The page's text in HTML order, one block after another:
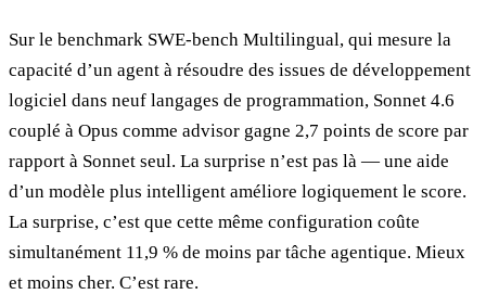
Sur le benchmark SWE-bench Multilingual, qui mesure la
capacité d’un agent à résoudre des issues de développement
logiciel dans neuf langages de programmation, Sonnet 4.6
couplé à Opus comme advisor gagne 2,7 points de score par
rapport à Sonnet seul. La surprise n’est pas là — une aide
d’un modèle plus intelligent améliore logiquement le score.
La surprise, c’est que cette même configuration coûte
simultanément 11,9 % de moins par tâche agentique. Mieux
et moins cher. C’est rare.